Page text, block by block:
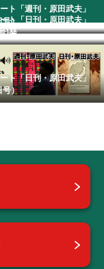
ト「週刊・原田武夫」
号）
ト「日刊・原田武夫」
)発...
ト「日刊・原田武夫」
号）